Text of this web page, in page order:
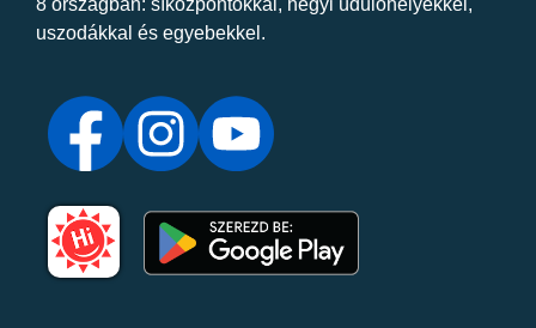
8 országban: síközpontokkal, hegyi üdülőhelyekkel,
uszodákkal és egyebekkel.